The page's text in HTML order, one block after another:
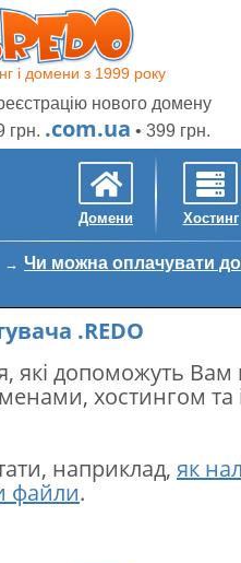
і домени з 1999 року
нового домену
грн. .com.ua • 399 грн.
Домени Хостинг
Чи можна оплачувати
.REDO
які допоможуть Вам
хостингом
наприклад, як
файли.